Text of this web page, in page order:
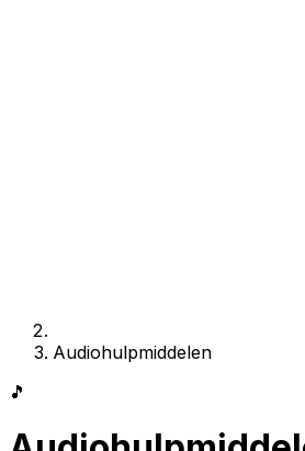
Audiohulpmiddelen
🎵